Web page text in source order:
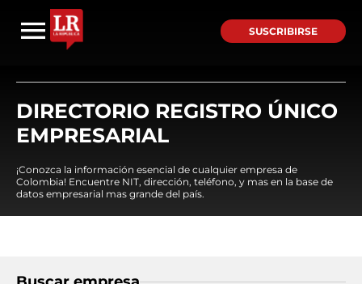
SUSCRIBIRSE
DIRECTORIO REGISTRO ÚNICO
EMPRESARIAL
¡Conozca la información esencial de cualquier empresa de
Colombia! Encuentre NIT, dirección, teléfono, y mas en la base de
datos empresarial mas grande del país.